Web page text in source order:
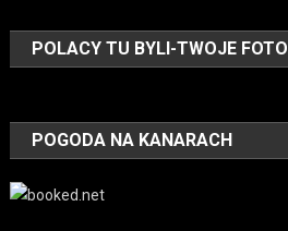
POLACY TU BYLI-TWOJE FOTO
POGODA NA KANARACH